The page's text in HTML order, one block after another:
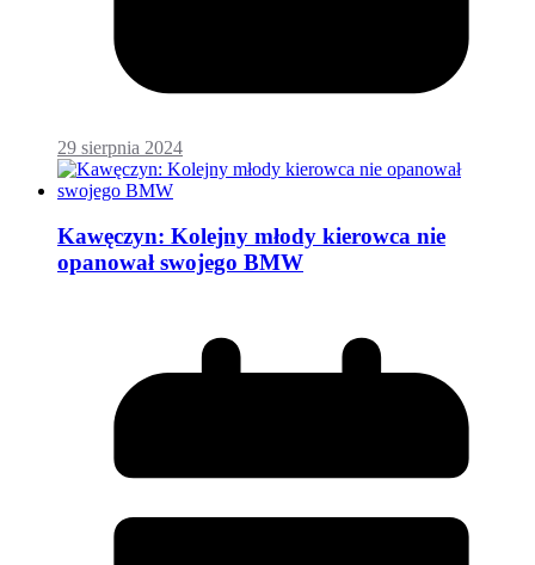
29 sierpnia 2024
Kawęczyn: Kolejny młody kierowca nie
opanował swojego BMW